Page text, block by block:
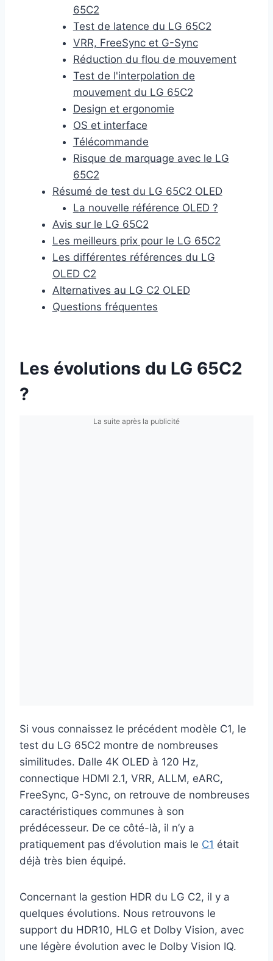
65C2
Test de latence du LG 65C2
VRR, FreeSync et G-Sync
Réduction du flou de mouvement
Test de l'interpolation de
mouvement du LG 65C2
Design et ergonomie
OS et interface
Télécommande
Risque de marquage avec le LG
65C2
Résumé de test du LG 65C2 OLED
La nouvelle référence OLED ?
Avis sur le LG 65C2
Les meilleurs prix pour le LG 65C2
Les différentes références du LG
OLED C2
Alternatives au LG C2 OLED
Questions fréquentes
Les évolutions du LG 65C2
?
La suite après la publicité
Si vous connaissez le précédent modèle C1, le
test du LG 65C2 montre de nombreuses
similitudes. Dalle 4K OLED à 120 Hz,
connectique HDMI 2.1, VRR, ALLM, eARC,
FreeSync, G-Sync, on retrouve de nombreuses
caractéristiques communes à son
prédécesseur. De ce côté-là, il n’y a
pratiquement pas d’évolution mais le C1 était
déjà très bien équipé.
Concernant la gestion HDR du LG C2, il y a
quelques évolutions. Nous retrouvons le
support du HDR10, HLG et Dolby Vision, avec
une légère évolution avec le Dolby Vision IQ.